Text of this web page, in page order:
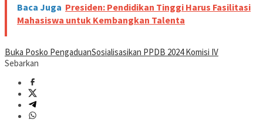
Baca Juga Presiden: Pendidikan Tinggi Harus Fasilitasi
Mahasiswa untuk Kembangkan Talenta
Buka Posko PengaduanSosialisasikan PPDB 2024 Komisi IV
Sebarkan